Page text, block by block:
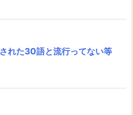
れた30語と流行ってない等